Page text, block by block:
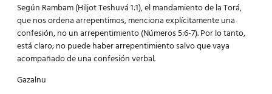
Según Rambam (Hiljot Teshuvá 1:1), el mandamiento de la Torá,
que nos ordena arrepentimos, menciona explícitamente una
confesión, no un arrepentimiento (Números 5:6-7). Por lo tanto,
está claro; no puede haber arrepentimiento salvo que vaya
acompañado de una confesión verbal.
Gazalnu